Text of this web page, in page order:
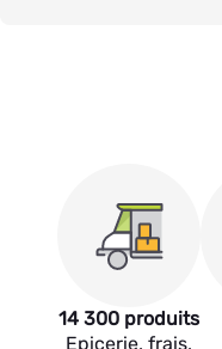
14 300 produits
Epicerie, frais,